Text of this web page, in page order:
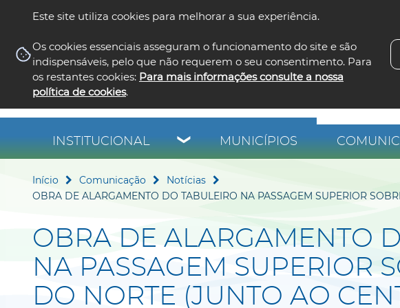
Este site utiliza cookies para melhorar a sua experiência.
Os cookies essenciais asseguram o funcionamento do site e são
indispensáveis, pelo que não requerem o seu consentimento. Para
os restantes cookies: Para mais informações consulte a nossa
política de cookies.
INSTITUCIONAL MUNICÍPIOS
Início Comunicação
Notícias
OBRA DE ALARGAMENTO DO TABULEIRO NA PASSAGEM SUPERIOR
OBRA DE ALARGAMENTO
NA PASSAGEM SUPERIOR
DO NORTE (JUNTO AO